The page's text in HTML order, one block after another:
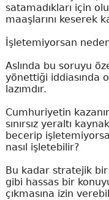
satamadıkları için
maaşlarını keserek
İşletemiyorsan
Aslında bu soruyu
yönettiği iddiasında
lazımdır.
Cumhuriyetin
sınırsız yeraltı
becerip
nasıl işletebilir?
Bu kadar stratejik
gibi hassas bir
çıkmasına izin